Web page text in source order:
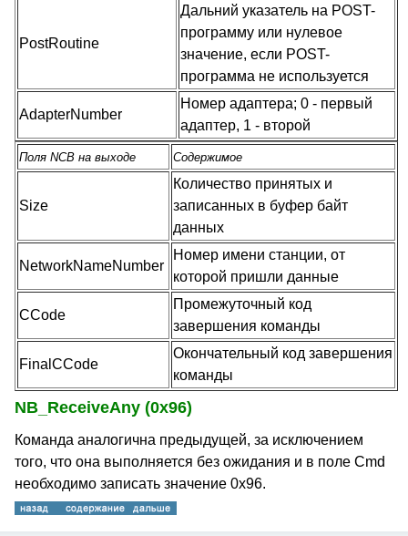
PostRoutine
Дальний указатель на POST-
программу или нулевое
значение, если POST-
программа не используется
AdapterNumber
Номер адаптера; 0 - первый
адаптер, 1 - второй
Поля NCB на выходе Содержимое
Size
Количество принятых и
записанных в буфер байт
данных
NetworkNameNumber
Номер имени станции, от
которой пришли данные
CCode
Промежуточный код
завершения команды
FinalCCode
Окончательный код завершения
команды
NB_ReceiveAny (0x96)
Команда аналогична предыдущей, за исключением
того, что она выполняется без ожидания и в поле Cmd
необходимо записать значение 0x96.